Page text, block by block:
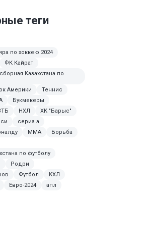
теги
по хоккею 2024
ФК Кайрат
Казахстана по
Америки
Теннис
Букмекеры
НХЛ
ХК "Барыс"
сериа а
MMA
Борьба
по футболу
Родри
Футбол
КХЛ
Евро-2024
апл